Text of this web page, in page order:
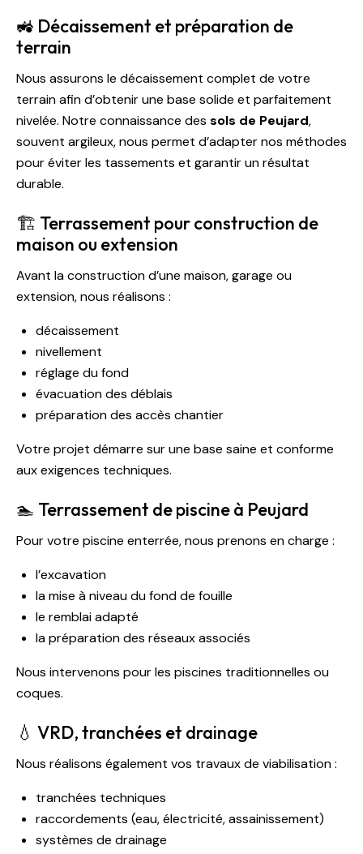
🚜 Décaissement et préparation de
terrain
Nous assurons le décaissement complet de votre
terrain afin d’obtenir une base solide et parfaitement
nivelée. Notre connaissance des sols de Peujard,
souvent argileux, nous permet d’adapter nos méthodes
pour éviter les tassements et garantir un résultat
durable.
🏗️ Terrassement pour construction de
maison ou extension
Avant la construction d’une maison, garage ou
extension, nous réalisons :
décaissement
nivellement
réglage du fond
évacuation des déblais
préparation des accès chantier
Votre projet démarre sur une base saine et conforme
aux exigences techniques.
🏊 Terrassement de piscine à Peujard
Pour votre piscine enterrée, nous prenons en charge :
l’excavation
la mise à niveau du fond de fouille
le remblai adapté
la préparation des réseaux associés
Nous intervenons pour les piscines traditionnelles ou
coques.
💧 VRD, tranchées et drainage
Nous réalisons également vos travaux de viabilisation :
tranchées techniques
raccordements (eau, électricité, assainissement)
systèmes de drainage